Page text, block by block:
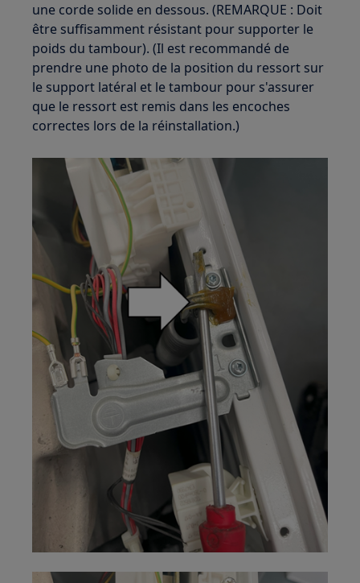
une corde solide en dessous. (REMARQUE : Doit
être suffisamment résistant pour supporter le
poids du tambour). (Il est recommandé de
prendre une photo de la position du ressort sur
le support latéral et le tambour pour s'assurer
que le ressort est remis dans les encoches
correctes lors de la réinstallation.)